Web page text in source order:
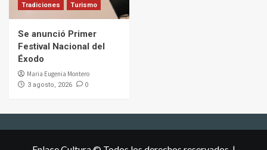
Tradiciones
Turismo
Se anunció Primer
Festival Nacional del
Éxodo
Maria Eugenia Montero
3 agosto, 2026 0